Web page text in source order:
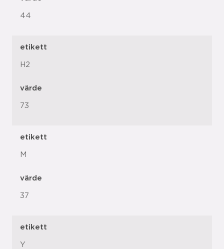
44
etikett
H2
värde
73
etikett
M
värde
37
etikett
Y